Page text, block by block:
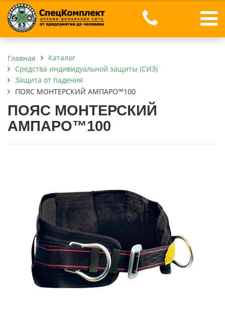
Главная
Каталог
Средства индивидуальной защиты (СИЗ)
Защита от падения
ПОЯС МОНТЕРСКИЙ АМПАРО™100
ПОЯС МОНТЕРСКИЙ
АМПАРО™100